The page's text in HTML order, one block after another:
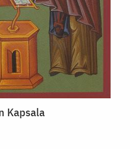
Kapsala